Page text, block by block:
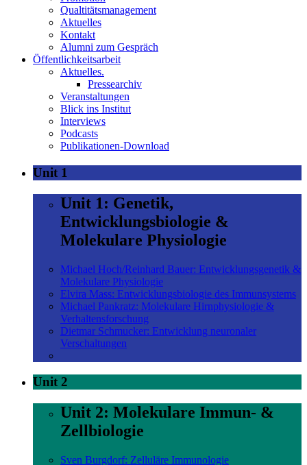
Qualtitätsmanagement
Aktuelles
Kontakt
Alumni zum Gespräch
Öffentlichkeitsarbeit
Aktuelles.
Pressearchiv
Veranstaltungen
Blick ins Institut
Interviews
Podcasts
Publikationen-Download
Unit 1
Unit 1: Genetik,
Entwicklungsbiologie &
Molekulare Physiologie
Michael Hoch/Reinhard Bauer: Entwicklungsgenetik &
Molekulare Physiologie
Elvira Mass: Entwicklungsbiologie des Immunsystems
Michael Pankratz: Molekulare Hirnphysiologie &
Verhaltensforschung
Dietmar Schmucker: Entwicklung neuronaler
Verschaltungen
Unit 2
Unit 2: Molekulare Immun- &
Zellbiologie
Sven Burgdorf: Zelluläre Immunologie